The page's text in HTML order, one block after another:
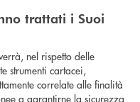
trattati i Suoi
nel rispetto delle
strumenti cartacei,
correlate alle finalità
a garantirne la sicurezza